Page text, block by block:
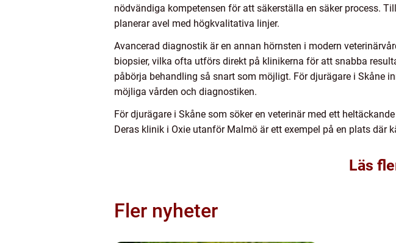
nödvändiga kompetensen för att säkerställa en säker process.
planerar avel med högkvalitativa linjer.
Avancerad diagnostik är en annan hörnsten i modern
biopsier, vilka ofta utförs direkt på klinikerna för att snabba
påbörja behandling så snart som möjligt. För djurägare i Skåne
möjliga vården och diagnostiken.
För djurägare i Skåne som söker en veterinär med ett
Deras klinik i Oxie utanför Malmö är ett exempel på en plats där
Läs
Fler nyheter